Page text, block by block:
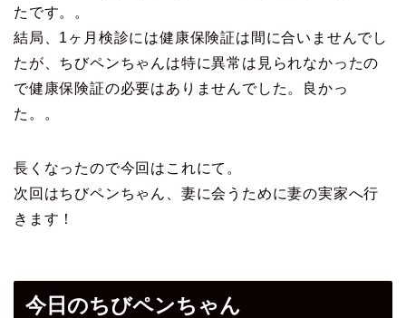
たです。。
結局、1ヶ月検診には健康保険証は間に合いませんでし
たが、ちびペンちゃんは特に異常は見られなかったの
で健康保険証の必要はありませんでした。良かっ
た。。
長くなったので今回はこれにて。
次回はちびペンちゃん、妻に会うために妻の実家へ行
きます！
今日のちびペンちゃん